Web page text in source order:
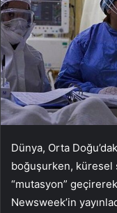
Dünya, Orta
boğuşurken, küresel
“mutasyon”
Newsweek’in